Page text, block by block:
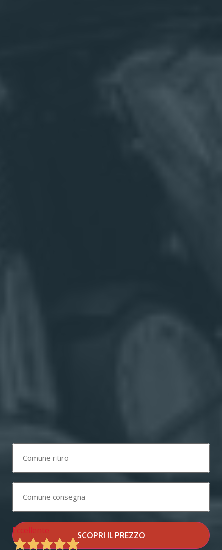
SCOPRI IL PREZZO
Eccellente